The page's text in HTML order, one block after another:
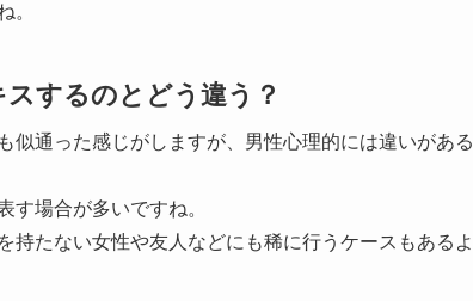
。
するのとどう違う？
似通った感じがしますが、男性心理的には違いがある
す場合が多いですね。
たない女性や友人などにも稀に行うケースもあるよ